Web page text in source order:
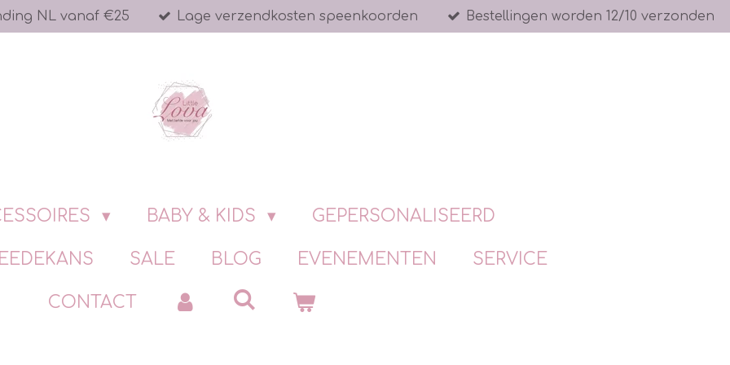
NL vanaf €25 Lage verzendkosten speenkoorden Bestellingen worden 12/10 verzonden
BABY & KIDS GEPERSONALISEERD
SALE BLOG EVENEMENTEN SERVICE
CONTACT